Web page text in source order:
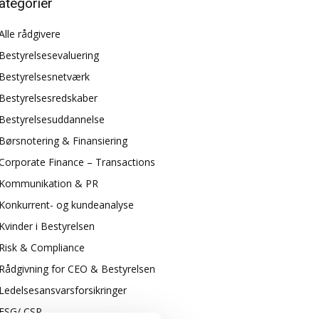
rådgivere
& Finansiering
Finance – Transactions
& PR
og kundeanalyse
i Bestyrelsen
& Compliance
for CEO & Bestyrelsen
CSR